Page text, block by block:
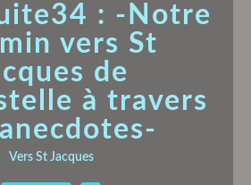
: -Notre
vers St
de
à travers
Vers St Jacques